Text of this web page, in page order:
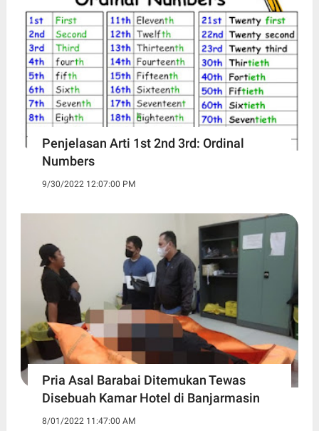
Penjelasan Arti 1st 2nd 3rd: Ordinal
Numbers
9/30/2022 12:07:00 PM
Pria Asal Barabai Ditemukan Tewas
Disebuah Kamar Hotel di Banjarmasin
8/01/2022 11:47:00 AM